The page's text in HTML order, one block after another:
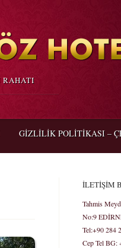
GIZLILIK POLITIKASI –
İLETİŞİM
Tahmis
No:9
Tel:+90 284
Cep Tel BG: